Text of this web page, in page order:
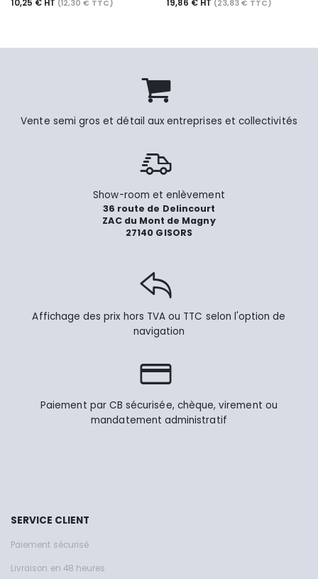
10,25 € HT (12,30 € TTC) 19,86 € HT (23,83 € TTC)
Vente semi gros et détail aux entreprises et collectivités
Show-room et enlèvement
36 route de Delincourt
ZAC du Mont de Magny
27140 GISORS
Affichage des prix hors TVA ou TTC selon l'option de
navigation
Paiement par CB sécurisée, chèque, virement ou
mandatement administratif
SERVICE CLIENT
Paiement sécurisé
Livraison en 48 heures